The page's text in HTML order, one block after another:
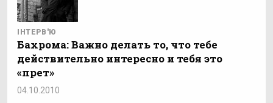
ІНТЕРВ'Ю
Бахрома: Важно делать то, что тебе
действительно интересно и тебя это
«прет»
04.10.2010